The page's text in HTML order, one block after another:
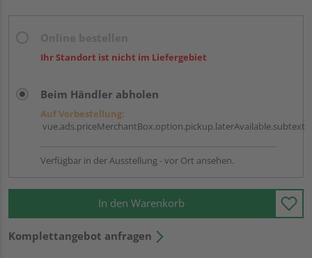
Ihr Standort ist nicht im Liefergebiet
Beim Händler abholen
Auf Vorbestellung:
vue.ads.priceMerchantBox.option.pickup.laterAvailable.subtext
Verfügbar in der Ausstellung - vor Ort ansehen.
In den Warenkorb
Komplettangebot anfragen